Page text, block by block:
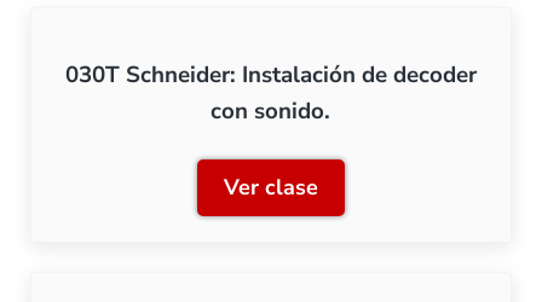
030T Schneider: Instalación de decoder
con sonido.
Ver clase030T Schneider: